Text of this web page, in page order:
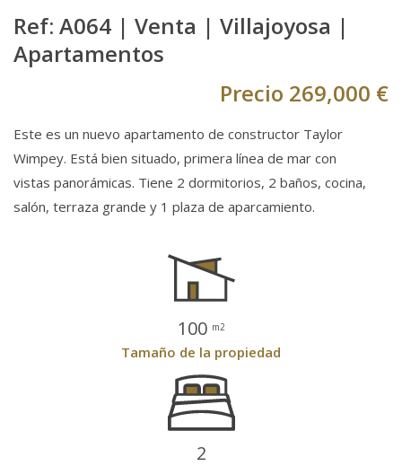
Ref: A064 | Venta | Villajoyosa |
Apartamentos
Precio 269,000 €
Este es un nuevo apartamento de constructor Taylor
Wimpey. Está bien situado, primera línea de mar con
vistas panorámicas. Tiene 2 dormitorios, 2 baños, cocina,
salón, terraza grande y 1 plaza de aparcamiento.
100 m2
Tamaño de la propiedad
2